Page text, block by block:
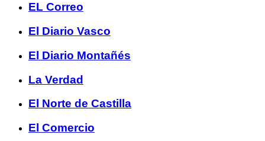
EL Correo
El Diario Vasco
El Diario Montañés
La Verdad
El Norte de Castilla
El Comercio